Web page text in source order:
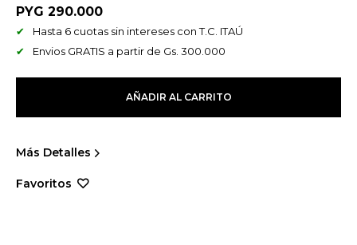
PYG 290.000
Hasta 6 cuotas sin intereses con T.C. ITAÚ
Envios GRATIS a partir de Gs. 300.000
AÑADIR AL CARRITO
Más Detalles